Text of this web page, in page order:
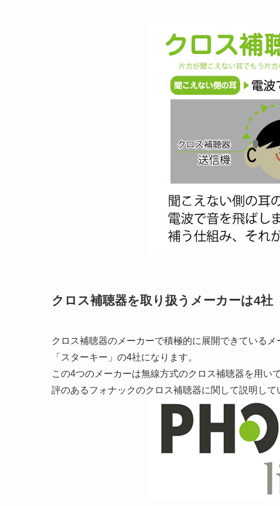
クロス補聴器を取り扱うメーカーは4社
クロス補聴器のメーカーで積極的に展開できている
「スターキー」の4社になります。
この4つのメーカーは無線方式のクロス補聴器を用い
評のあるフォナックのクロス補聴器に関して説明して